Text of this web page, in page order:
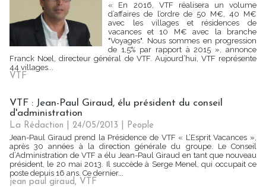
« En 2016, VTF réalisera un volume
d’affaires de l’ordre de 50 M€, 40 M€
avec les villages et résidences de
vacances et 10 M€ avec la branche
"Voyages". Nous sommes en progression
de 1,5% par rapport à 2015 », annonce
Franck Noel, directeur général de VTF. Aujourd’hui, VTF représente
44 villages...
VTF
VTF : Jean-Paul Giraud, élu président du conseil
d'administration
La Rédaction | 24/05/2013
People
Jean-Paul Giraud prend la Présidence de VTF « L’Esprit Vacances »,
après 30 années à la direction générale du groupe. Le Conseil
d’Administration de VTF a élu Jean-Paul Giraud en tant que nouveau
président, le 20 mai 2013. Il succède à Serge Menel, qui occupait ce
poste depuis 16 ans. Ce dernier...
jean paul giraud, VTF